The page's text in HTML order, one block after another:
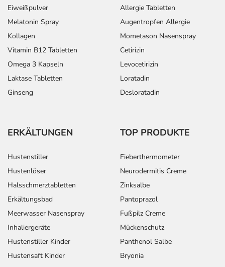
Eiweißpulver
Melatonin Spray
Kollagen
Vitamin B12 Tabletten
Omega 3 Kapseln
Laktase Tabletten
Ginseng
Allergie Tabletten
Augentropfen Allergie
Mometason Nasenspray
Cetirizin
Levocetirizin
Loratadin
Desloratadin
ERKÄLTUNGEN
Hustenstiller
Hustenlöser
Halsschmerztabletten
Erkältungsbad
Meerwasser Nasenspray
Inhaliergeräte
Hustenstiller Kinder
Hustensaft Kinder
TOP PRODUKTE
Fieberthermometer
Neurodermitis Creme
Zinksalbe
Pantoprazol
Fußpilz Creme
Mückenschutz
Panthenol Salbe
Bryonia